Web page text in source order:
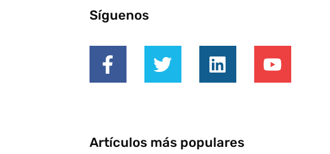
Síguenos
Artículos más populares